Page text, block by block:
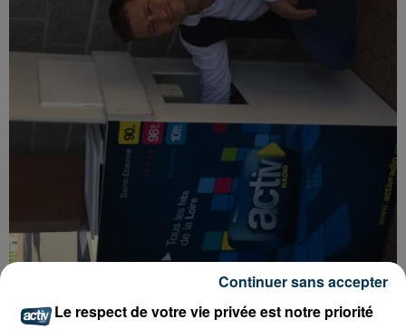
Le respect de votre vie privée est notre priorité
Continuer sans accepter